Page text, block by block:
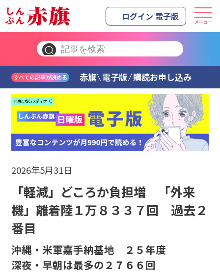
ログイン 電子版 メニュー
すべての記事が読める 赤旗 電子版 購読お申し込み
2026年5月31日
「軽減」どころか負担増 「外来
機」離着陸１万８３３７回 過去２
番目
沖縄・米軍嘉手納基地 ２５年度
深夜・早朝は最多の２７６６回